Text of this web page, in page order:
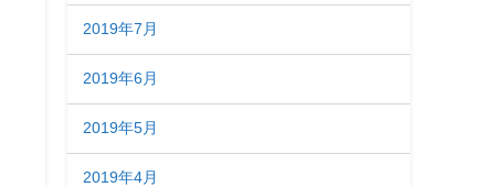
2019年7月
2019年6月
2019年5月
2019年4月